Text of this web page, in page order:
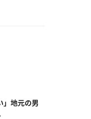
」地元の男